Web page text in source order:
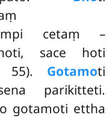
cetaṃ –
sace hoti
55). Gotamoti
parikitteti.
gotamoti ettha